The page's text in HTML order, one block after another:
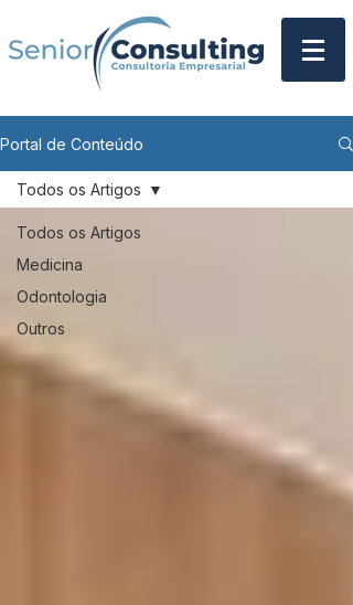
Portal de Conteúdo
Todos os Artigos
Medicina
Odontologia
Outros
Todos os Artigos